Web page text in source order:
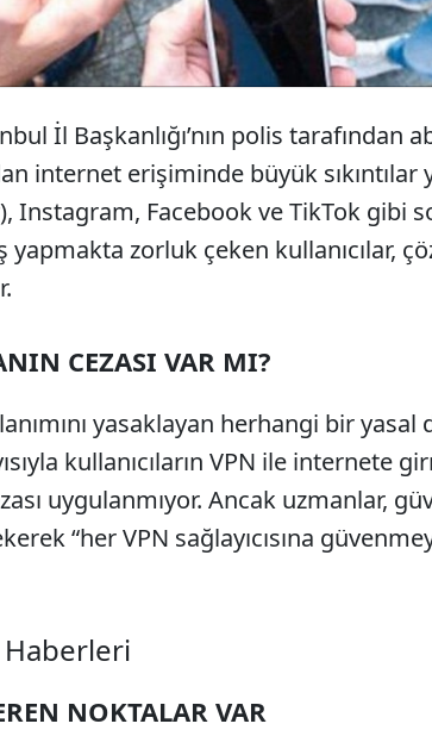
İl Başkanlığı’nın polis tarafından
internet erişiminde büyük sıkıntılar
Instagram, Facebook ve TikTok gibi
zorluk çeken kullanıcılar,
CEZASI VAR MI?
yasaklayan herhangi bir yasal
kullanıcıların VPN ile internete
uygulanmıyor. Ancak uzmanlar,
“her VPN sağlayıcısına
NOKTALAR VAR